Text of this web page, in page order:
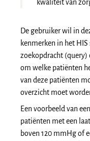
kwaliteit van
De gebruiker wil in
kenmerken in het
zoekopdracht (query)
om welke patiënten
van deze patiënten
overzicht moet
Een voorbeeld van
patiënten met een
boven 120 mmHg of